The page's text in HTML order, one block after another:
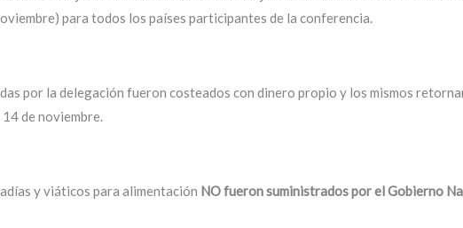
para todos los países participantes de la conferencia.
por la delegación fueron costeados con dinero propio y los mismos
de noviembre.
y viáticos para alimentación NO fueron suministrados por el Gobierno